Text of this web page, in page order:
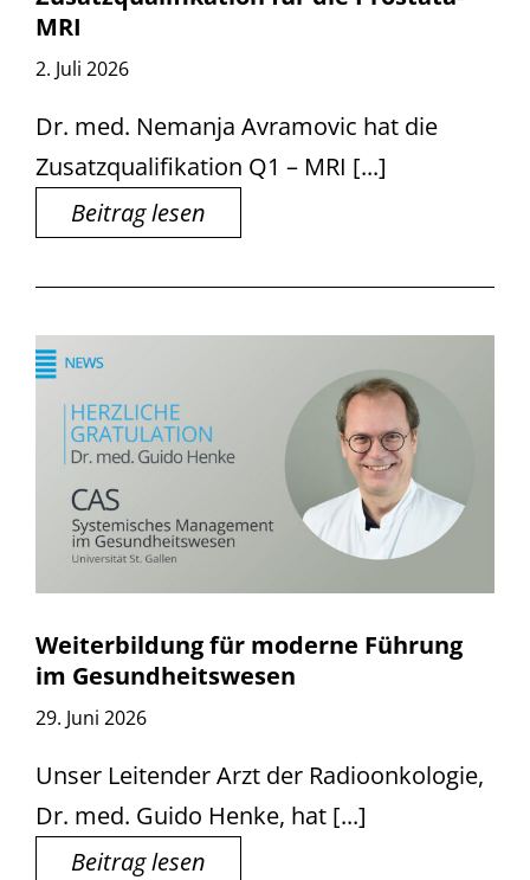
MRI
2. Juli 2026
Dr. med. Nemanja Avramovic hat die
Zusatzqualifikation Q1 – MRI [...]
Beitrag lesen
Weiterbildung für moderne Führung
im Gesundheitswesen
29. Juni 2026
Unser Leitender Arzt der Radioonkologie,
Dr. med. Guido Henke, hat [...]
Beitrag lesen